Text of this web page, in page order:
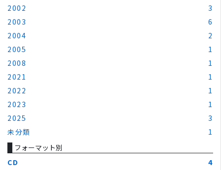
2002
3
2003
6
2004
2
2005
1
2008
1
2021
1
2022
1
2023
1
2025
3
未分類
1
フォーマット別
CD
4